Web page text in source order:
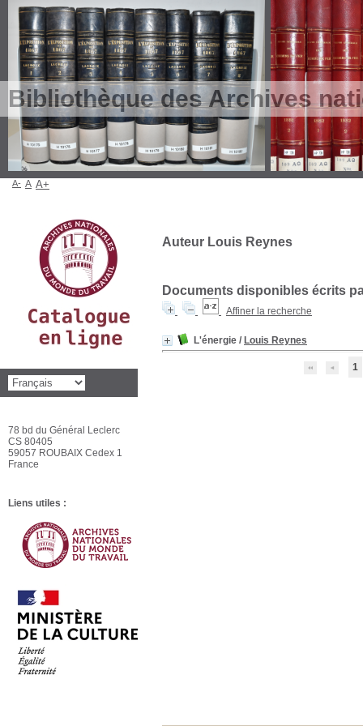
Bibliothèque des Archives
Auteur Louis Reynes
Documents disponibles écrits
Affiner la recherche
L'énergie / Louis Reynes
1
A- A A+
78 bd du Général Leclerc
CS 80405
59057 ROUBAIX Cedex 1
France
Liens utiles :